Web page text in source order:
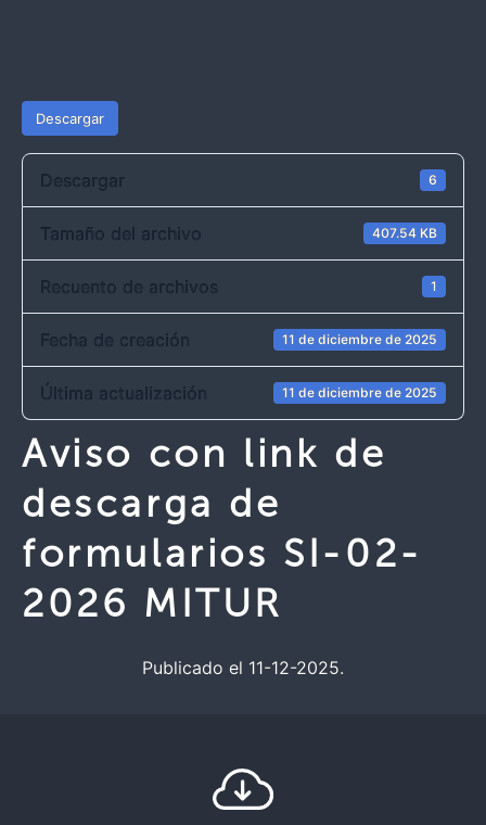
Descargar
Descargar 6
Tamaño del archivo 407.54 KB
Recuento de archivos 1
Fecha de creación 11 de diciembre de 2025
Última actualización 11 de diciembre de 2025
Aviso con link de
descarga de
formularios SI-02-
2026 MITUR
Publicado el 11-12-2025.